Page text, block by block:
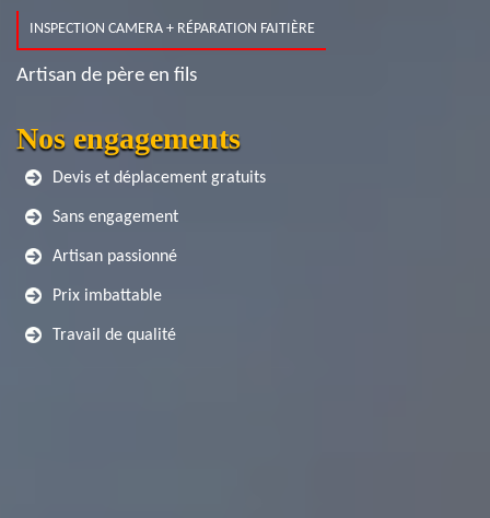
INSPECTION CAMERA + RÉPARATION FAITIÈRE
Artisan de père en fils
Nos engagements
Devis et déplacement gratuits
Sans engagement
Artisan passionné
Prix imbattable
Travail de qualité